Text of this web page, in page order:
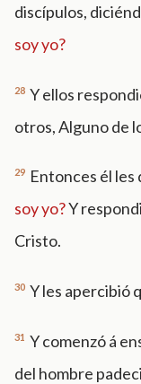
discípulos,
soy yo?
28 Y ellos
otros, Alguno de
29 Entonces él les
soy yo?Y
Cristo.
30 Y les apercibió
31 Y comenzó á
del hombre